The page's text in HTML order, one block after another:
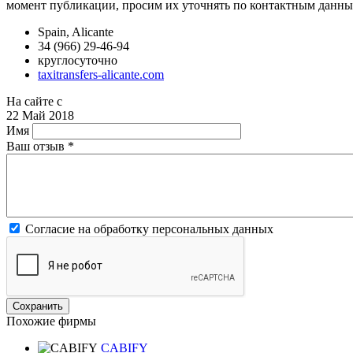
момент публикации, просим их уточнять по контактным
Spain, Alicante
34 (966) 29-46-94
круглосуточно
taxitransfers-alicante.com
На сайте с
22 Май 2018
Имя
Ваш отзыв *
Согласие на обработку персональных данных
Похожие фирмы
CABIFY